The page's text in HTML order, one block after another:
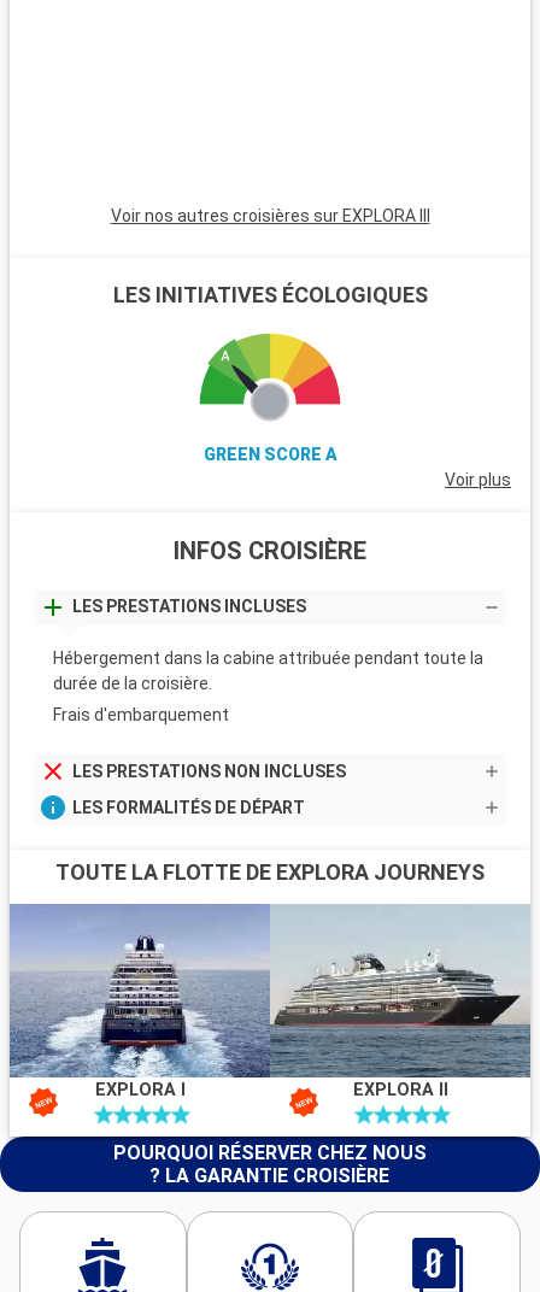
Voir nos autres croisières sur EXPLORA III
LES INITIATIVES ÉCOLOGIQUES
GREEN SCORE A
Voir plus
INFOS CROISIÈRE
LES PRESTATIONS INCLUSES
Hébergement dans la cabine attribuée pendant toute la
durée de la croisière.
Frais d'embarquement
LES PRESTATIONS NON INCLUSES
LES FORMALITÉS DE DÉPART
TOUTE LA FLOTTE DE EXPLORA JOURNEYS
EXPLORA I EXPLORA II
POURQUOI RÉSERVER CHEZ NOUS
? LA GARANTIE CROISIÈRE